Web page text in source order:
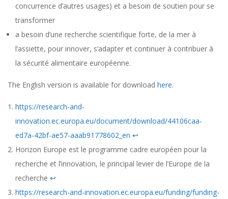
concurrence d’autres usages) et a besoin de soutien pour se
transformer
a besoin d’une recherche scientifique forte, de la mer à
l’assiette, pour innover, s’adapter et continuer à contribuer à
la sécurité alimentaire européenne.
The English version is available for download here.
https://research-and-
innovation.ec.europa.eu/document/download/44106caa-
ed7a-42bf-ae57-aaab91778602_en ↩︎
Horizon Europe est le programme cadre européen pour la
recherche et l’innovation, le principal levier de l’Europe de la
recherche ↩︎
https://research-and-innovation.ec.europa.eu/funding/funding-